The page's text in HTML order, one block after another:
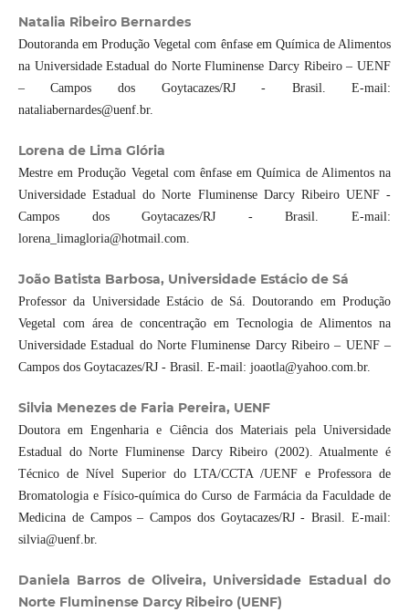
Natalia Ribeiro Bernardes
Doutoranda em Produção Vegetal com ênfase em Química de Alimentos
na Universidade Estadual do Norte Fluminense Darcy Ribeiro – UENF
– Campos dos Goytacazes/RJ - Brasil. E-mail:
nataliabernardes@uenf.br.
Lorena de Lima Glória
Mestre em Produção Vegetal com ênfase em Química de Alimentos na
Universidade Estadual do Norte Fluminense Darcy Ribeiro UENF -
Campos dos Goytacazes/RJ - Brasil. E-mail:
lorena_limagloria@hotmail.com.
João Batista Barbosa, Universidade Estácio de Sá
Professor da Universidade Estácio de Sá. Doutorando em Produção
Vegetal com área de concentração em Tecnologia de Alimentos na
Universidade Estadual do Norte Fluminense Darcy Ribeiro – UENF –
Campos dos Goytacazes/RJ - Brasil. E-mail: joaotla@yahoo.com.br.
Silvia Menezes de Faria Pereira, UENF
Doutora em Engenharia e Ciência dos Materiais pela Universidade
Estadual do Norte Fluminense Darcy Ribeiro (2002). Atualmente é
Técnico de Nível Superior do LTA/CCTA /UENF e Professora de
Bromatologia e Físico-química do Curso de Farmácia da Faculdade de
Medicina de Campos – Campos dos Goytacazes/RJ - Brasil. E-mail:
silvia@uenf.br.
Daniela Barros de Oliveira, Universidade Estadual do
Norte Fluminense Darcy Ribeiro (UENF)